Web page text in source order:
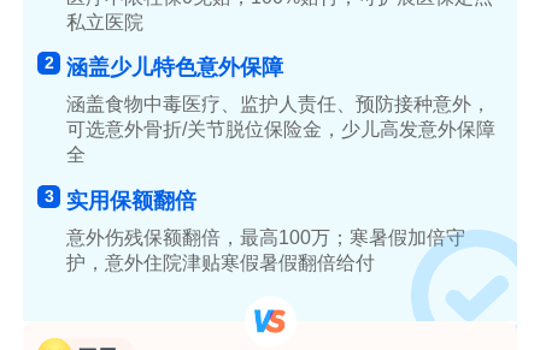
私立医院
2 涵盖少儿特色意外保障
涵盖食物中毒医疗、监护人责任、预防接种意外，
可选意外骨折/关节脱位保险金，少儿高发意外保障
全
3 实用保额翻倍
意外伤残保额翻倍，最高100万；寒暑假加倍守
护，意外住院津贴寒假暑假翻倍给付